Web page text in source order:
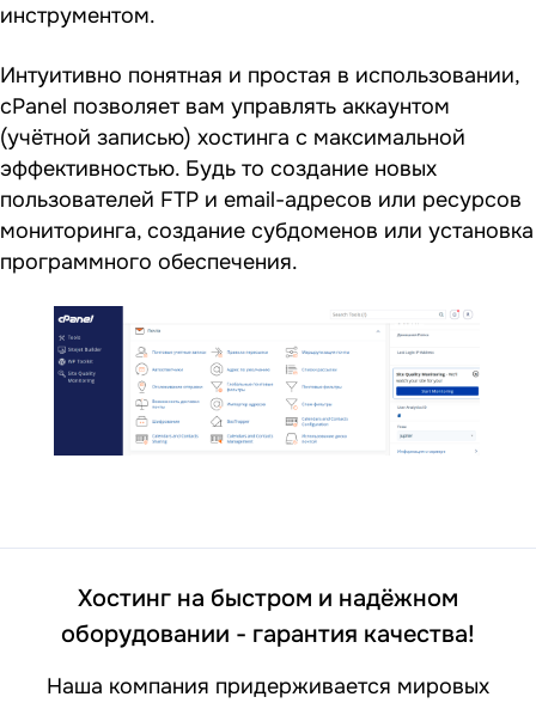
инструментом.
Интуитивно понятная и простая в использовании,
cPanel позволяет вам управлять аккаунтом
(учётной записью) хостинга с максимальной
эффективностью. Будь то создание новых
пользователей FTP и email-адресов или ресурсов
мониторинга, создание субдоменов или установка
программного обеспечения.
Хостинг на быстром и надёжном
оборудовании - гарантия качества!
Наша компания придерживается мировых